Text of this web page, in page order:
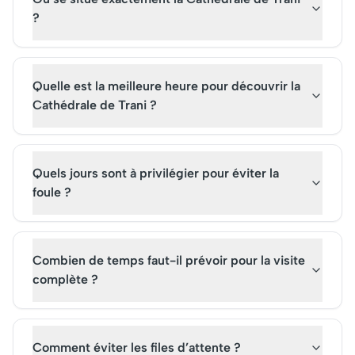
italien.
?
Quelle est la meilleure heure pour découvrir la
Cathédrale de Trani ?
Quels jours sont à privilégier pour éviter la
foule ?
Combien de temps faut-il prévoir pour la visite
complète ?
Comment éviter les files d’attente ?